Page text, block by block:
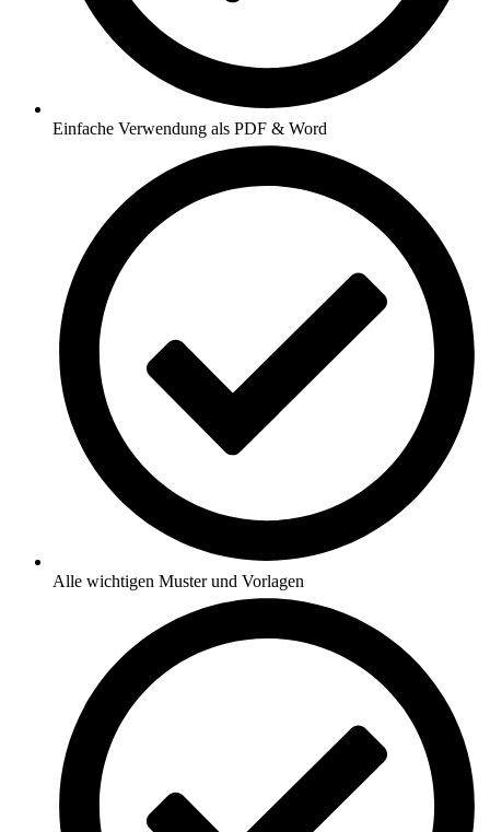
Einfache Verwendung als PDF & Word
Alle wichtigen Muster und Vorlagen